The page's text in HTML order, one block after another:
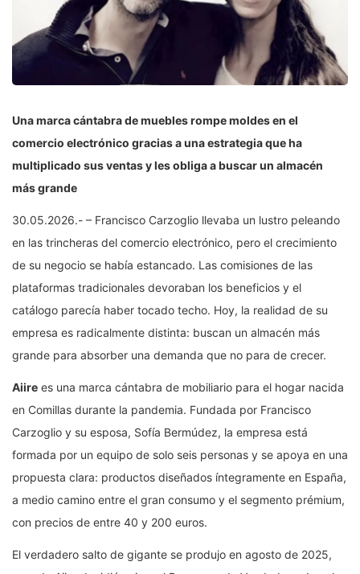
Una marca cántabra de muebles rompe moldes en el
comercio electrónico gracias a una estrategia que ha
multiplicado sus ventas y les obliga a buscar un almacén
más grande
30.05.2026.- – Francisco Carzoglio llevaba un lustro peleando
en las trincheras del comercio electrónico, pero el crecimiento
de su negocio se había estancado. Las comisiones de las
plataformas tradicionales devoraban los beneficios y el
catálogo parecía haber tocado techo. Hoy, la realidad de su
empresa es radicalmente distinta: buscan un almacén más
grande para absorber una demanda que no para de crecer.
Aiire es una marca cántabra de mobiliario para el hogar nacida
en Comillas durante la pandemia. Fundada por Francisco
Carzoglio y su esposa, Sofía Bermúdez, la empresa está
formada por un equipo de solo seis personas y se apoya en una
propuesta clara: productos diseñados íntegramente en España,
a medio camino entre el gran consumo y el segmento prémium,
con precios de entre 40 y 200 euros.
El verdadero salto de gigante se produjo en agosto de 2025,